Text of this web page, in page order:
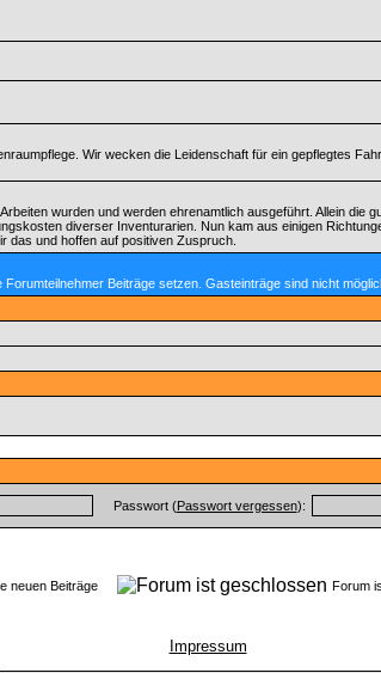
Wir wecken die Leidenschaft für ein gepflegtes
wurden und werden ehrenamtlich ausgeführt. Allein die
diverser Inventurarien. Nun kam aus einigen
das und hoffen auf positiven Zuspruch.
Beiträge setzen. Gasteinträge sind nicht
Passwort (Passwort vergessen):
neuen Beiträge Forum
Impressum